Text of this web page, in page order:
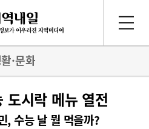
·문화
도시락 메뉴 열전
, 수능 날 뭘 먹을까?